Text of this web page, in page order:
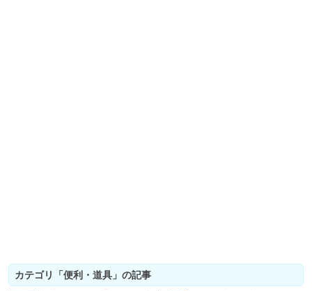
カテゴリ「便利・道具」の記事